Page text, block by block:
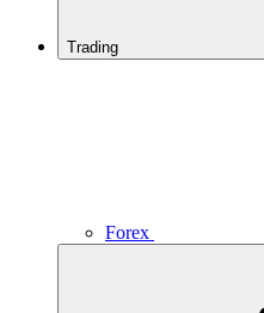
Trading
Forex